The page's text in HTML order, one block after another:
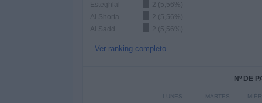
Esteghlal
2 (5,56%)
Al Shorta
2 (5,56%)
Al Sadd
2 (5,56%)
Ver ranking completo
Nº DE
LUNES MARTES